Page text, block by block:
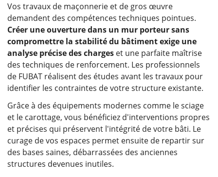
Vos travaux de maçonnerie et de gros œuvre
demandent des compétences techniques pointues.
Créer une ouverture dans un mur porteur sans
compromettre la stabilité du bâtiment exige une
analyse précise des charges et une parfaite maîtrise
des techniques de renforcement. Les professionnels
de FUBAT réalisent des études avant les travaux pour
identifier les contraintes de votre structure existante.
Grâce à des équipements modernes comme le sciage
et le carottage, vous bénéficiez d'interventions propres
et précises qui préservent l'intégrité de votre bâti. Le
curage de vos espaces permet ensuite de repartir sur
des bases saines, débarrassées des anciennes
structures devenues inutiles.